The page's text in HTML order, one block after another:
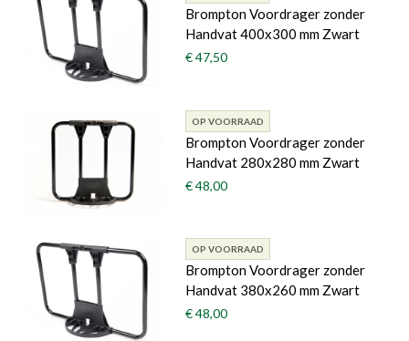
Brompton Voordrager zonder
Handvat 400x300 mm Zwart
€ 47,50
OP VOORRAAD
Brompton Voordrager zonder
Handvat 280x280 mm Zwart
€ 48,00
OP VOORRAAD
Brompton Voordrager zonder
Handvat 380x260 mm Zwart
€ 48,00